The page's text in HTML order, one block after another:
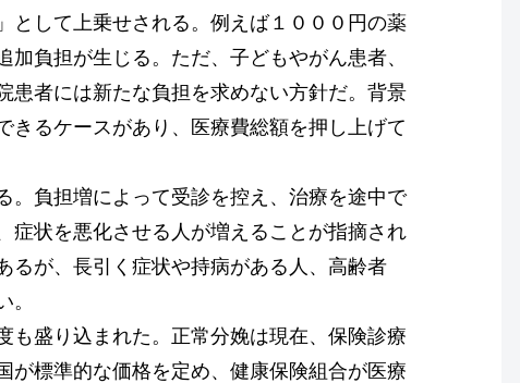
して上乗せされる。例えば１０００円の薬
負担が生じる。ただ、子どもやがん患者、
患者には新たな負担を求めない方針だ。背景
きるケースがあり、医療費総額を押し上げて
負担増によって受診を控え、治療を途中で
症状を悪化させる人が増えることが指摘され
るが、長引く症状や持病がある人、高齢者
盛り込まれた。正常分娩は現在、保険診療
が標準的な価格を定め、健康保険組合が医療